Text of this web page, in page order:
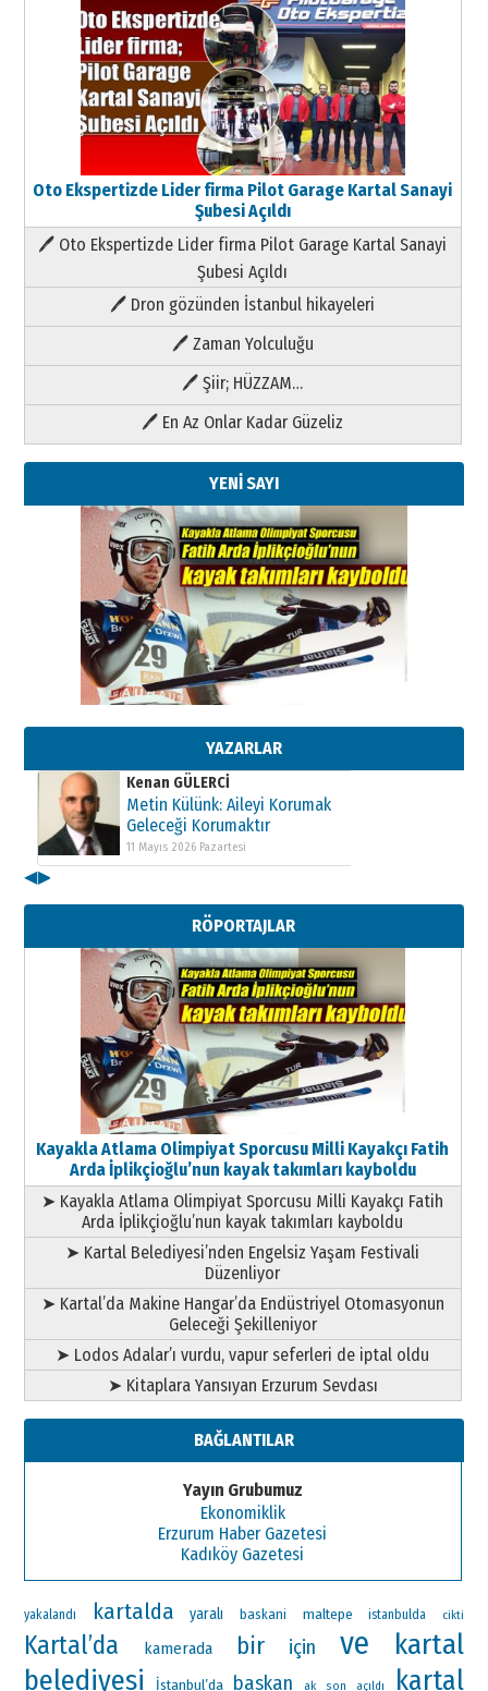
Oto Ekspertizde Lider firma Pilot Garage Kartal Sanayi
Şubesi Açıldı
🖊 Oto Ekspertizde Lider firma Pilot Garage Kartal Sanayi
Şubesi Açıldı
🖊 Dron gözünden İstanbul hikayeleri
🖊 Zaman Yolculuğu
🖊 Şiir; HÜZZAM…
🖊 En Az Onlar Kadar Güzeliz
YENİ SAYI
YAZARLAR
Kenan GÜLERCİ
Metin Külünk: Aileyi Korumak
Geleceği Korumaktır
11 Mayıs 2026 Pazartesi
Kenan GÜLERCİ
Metin Külünk: Aileyi Korumak
Geleceği Korumaktır
11 Mayıs 2026 Pazartesi
Metin Külünk: Aileyi Korumak
Geleceği Korumaktır
11 Mayıs 2026 Pazartesi
◀▶
RÖPORTAJLAR
Kayakla Atlama Olimpiyat Sporcusu Milli Kayakçı Fatih
Arda İplikçioğlu’nun kayak takımları kayboldu
➤ Kayakla Atlama Olimpiyat Sporcusu Milli Kayakçı Fatih
Arda İplikçioğlu’nun kayak takımları kayboldu
➤ Kartal Belediyesi’nden Engelsiz Yaşam Festivali
Düzenliyor
➤ Kartal’da Makine Hangar’da Endüstriyel Otomasyonun
Geleceği Şekilleniyor
➤ Lodos Adalar’ı vurdu, vapur seferleri de iptal oldu
➤ Kitaplara Yansıyan Erzurum Sevdası
BAĞLANTILAR
Yayın Grubumuz
Ekonomiklik
Erzurum Haber Gazetesi
Kadıköy Gazetesi
yakalandı kartalda yaralı baskani maltepe istanbulda cikti
Kartal’da kamerada bir için ve
kartal
belediyesi
İstanbul’da baskan ak son açıldı kartal